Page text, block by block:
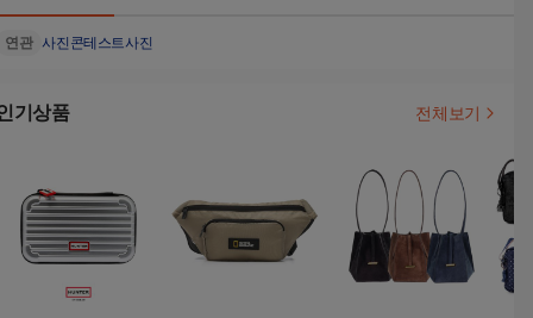
연관 사진콘테스트사진
기상품 전체보기